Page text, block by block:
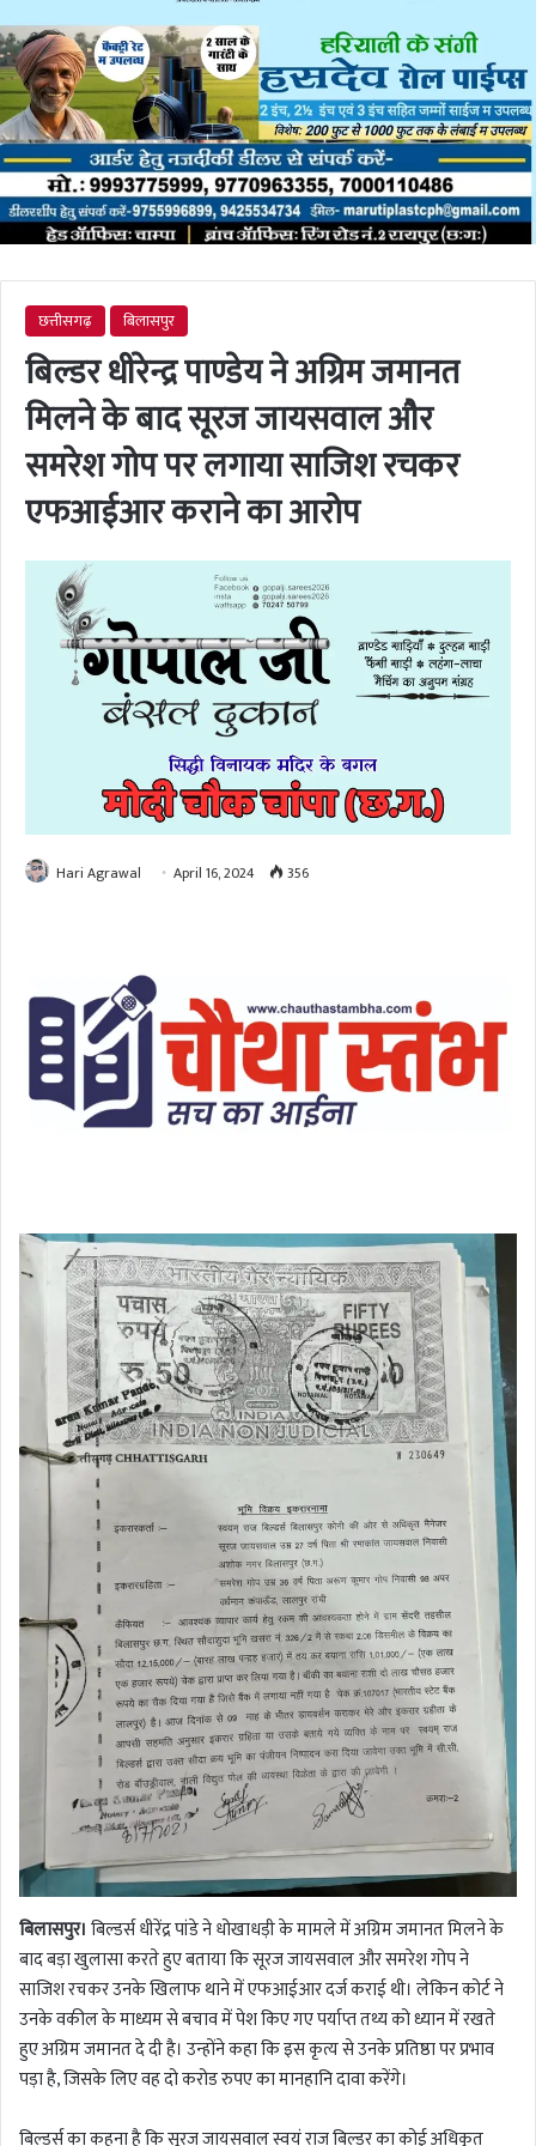
छत्तीसगढ़ बिलासपुर
बिल्डर धीरेन्द्र पाण्डेय ने अग्रिम जमानत
मिलने के बाद सूरज जायसवाल और
समरेश गोप पर लगाया साजिश रचकर
एफआईआर कराने का आरोप
Hari Agrawal April 16, 2024 356
बिलासपुर। बिल्डर्स धीरेंद्र पांडे ने धोखाधड़ी के मामले में अग्रिम जमानत मिलने के
बाद बड़ा खुलासा करते हुए बताया कि सूरज जायसवाल और समरेश गोप ने
साजिश रचकर उनके खिलाफ थाने में एफआईआर दर्ज कराई थी। लेकिन कोर्ट ने
उनके वकील के माध्यम से बचाव में पेश किए गए पर्याप्त तथ्य को ध्यान में रखते
हुए अग्रिम जमानत दे दी है। उन्होंने कहा कि इस कृत्य से उनके प्रतिष्ठा पर प्रभाव
पड़ा है, जिसके लिए वह दो करोड रुपए का मानहानि दावा करेंगे।
बिल्डर्स का कहना है कि सूरज जायसवाल स्वयं राज बिल्डर का कोई अधिकृत